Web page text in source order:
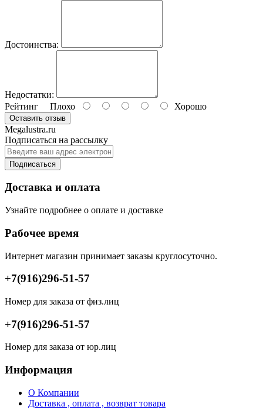
Достоинства:
Недостатки:
Рейтинг Плохо Хорошо
Оставить отзыв
Megalustra.ru
Подписаться на рассылку
Подписаться
Доставка и оплата
Узнайте подробнее о оплате и доставке
Рабочее время
Интернет магазин принимает заказы круглосуточно.
+7(916)296-51-57
Номер для заказа от физ.лиц
+7(916)296-51-57
Номер для заказа от юр.лиц
Информация
О Компании
Доставка , оплата , возврат товара